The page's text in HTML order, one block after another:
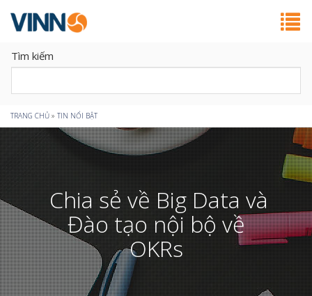
Tìm kiếm
Bạn
đang
ở
đây
TRANG CHỦ » TIN NỔI BẬT
Chia sẻ về Big Data và
Đào tạo nội bộ về
OKRs